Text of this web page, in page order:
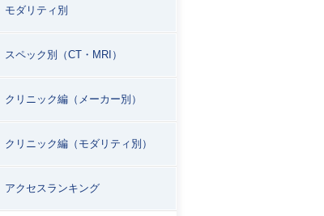
モダリティ別
スペック別（CT・MRI）
クリニック編（メーカー別）
クリニック編（モダリティ別）
アクセスランキング